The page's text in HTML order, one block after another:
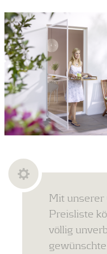
Mit unserer
Preisliste
völlig